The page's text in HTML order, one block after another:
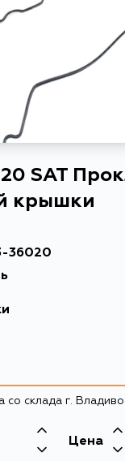
SAT
крышки
36020
Прокладка
CAMRY/
2AR
AGL10W,
со склада г.
Цена